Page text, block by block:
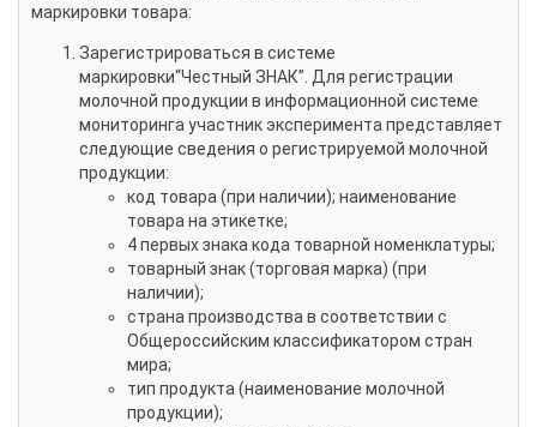
маркировки товара:
Зарегистрироваться в системе
маркировки“Честный ЗНАК”. Для регистрации
молочной продукции в информационной системе
мониторинга участник эксперимента представляет
следующие сведения о регистрируемой молочной
продукции:
код товара (при наличии); наименование
товара на этикетке;
4 первых знака кода товарной номенклатуры;
товарный знак (торговая марка) (при
наличии);
страна производства в соответствии с
Общероссийским классификатором стран
мира;
тип продукта (наименование молочной
продукции);